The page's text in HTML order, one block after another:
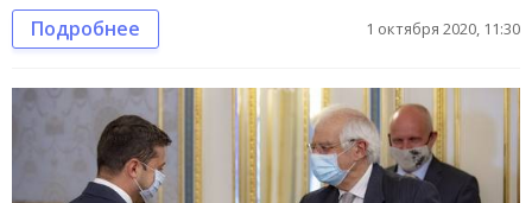
Подробнее 1 октября 2020, 11:30